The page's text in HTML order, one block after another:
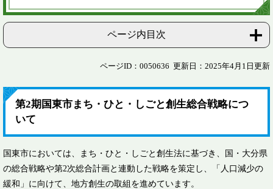
ページ内目次
ページID：0050636 更新日：2025年4月1日更新
第2期国東市まち・ひと・しごと創生総合戦略につ
いて
国東市においては、まち・ひと・しごと創生法に基づき、国・大分県
の総合戦略や第2次総合計画と連動した戦略を策定し、「人口減少の
緩和」に向けて、地方創生の取組を進めています。